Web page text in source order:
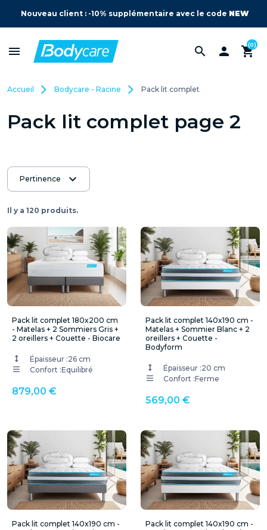
Nouveau client : -10% supplémentaire avec le code NEW
search
menu  shopping_cart
(0)
Accueil Bodycare - Racine Pack lit complet
Pack lit complet page 2
Il y a 120 produits.
Pertinence expand_more
Pack lit complet 180x200 cm
- Matelas + 2 Sommiers Gris +
2 oreillers + Couette - Biocare
Épaisseur :26 cm
Confort :Equilibré
879,00 €
Pack lit complet 140x190 cm -
Matelas + Sommier Blanc + 2
oreillers + Couette -
Bodyform
Épaisseur :20 cm
Confort :Ferme
569,00 €
Pack lit complet 140x190 cm -
Pack lit complet 140x190 cm -